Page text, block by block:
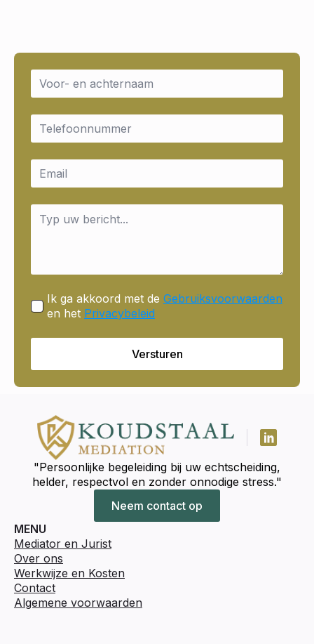
Name
Email
Email
Message
Ik ga akkoord met de Gebruiksvoorwaarden
en het Privacybeleid
Versturen
"Persoonlijke begeleiding bij uw echtscheiding,
helder, respectvol en zonder onnodige stress."
Neem contact op
MENU
Mediator en Jurist
Over ons
Werkwijze en Kosten
Contact
Algemene voorwaarden